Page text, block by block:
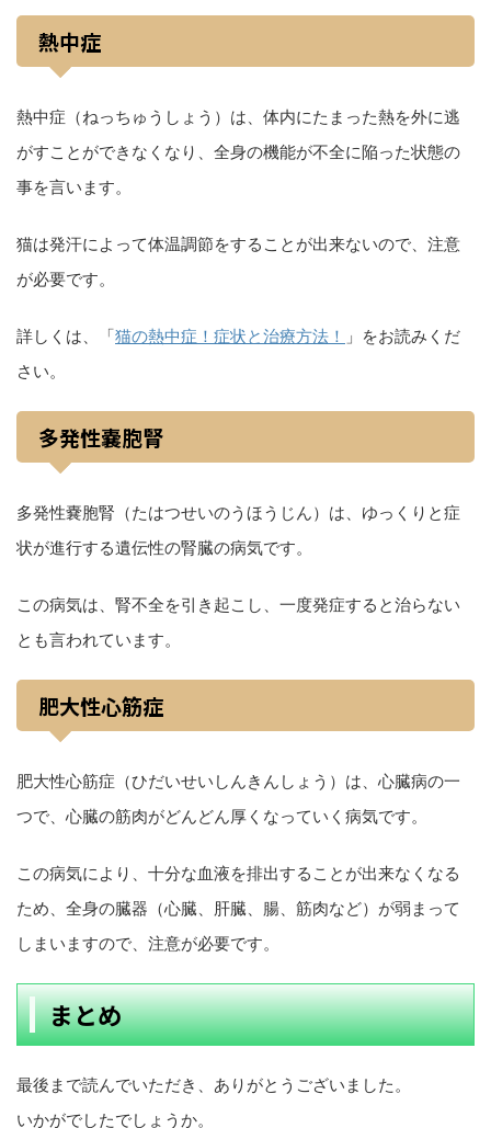
熱中症
熱中症（ねっちゅうしょう）は、体内にたまった熱を外に逃
がすことができなくなり、全身の機能が不全に陥った状態の
事を言います。
猫は発汗によって体温調節をすることが出来ないので、注意
が必要です。
詳しくは、「猫の熱中症！症状と治療方法！ 」をお読みくだ
さい。
多発性嚢胞腎
多発性嚢胞腎（たはつせいのうほうじん）は、ゆっくりと症
状が進行する遺伝性の腎臓の病気です。
この病気は、腎不全を引き起こし、一度発症すると治らない
とも言われています。
肥大性心筋症
肥大性心筋症（ひだいせいしんきんしょう）は、心臓病の一
つで、心臓の筋肉がどんどん厚くなっていく病気です。
この病気により、十分な血液を排出することが出来なくなる
ため、全身の臓器（心臓、肝臓、腸、筋肉など）が弱まって
しまいますので、注意が必要です。
まとめ
最後まで読んでいただき、ありがとうございました。
いかがでしたでしょうか。